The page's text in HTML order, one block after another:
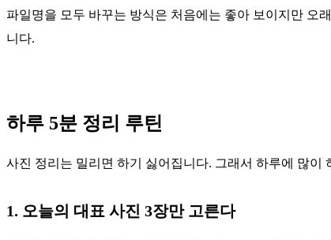
파일명을 모두 바꾸는 방식은 처음에는 좋아 보이지만 오
니다.
하루 5분 정리 루틴
사진 정리는 밀리면 하기 싫어집니다. 그래서 하루에 많이
1. 오늘의 대표 사진 3장만 고른다